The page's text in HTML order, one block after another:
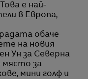
е най-
в Европа,
обаче
на новия
Ун за Северна
място за
мини голф и